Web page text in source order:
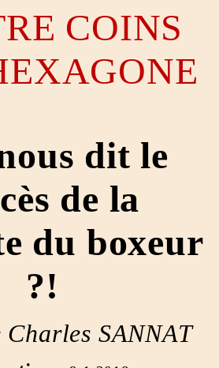
COINS
dit le
de la
du boxeur
?!
Charles SANNAT